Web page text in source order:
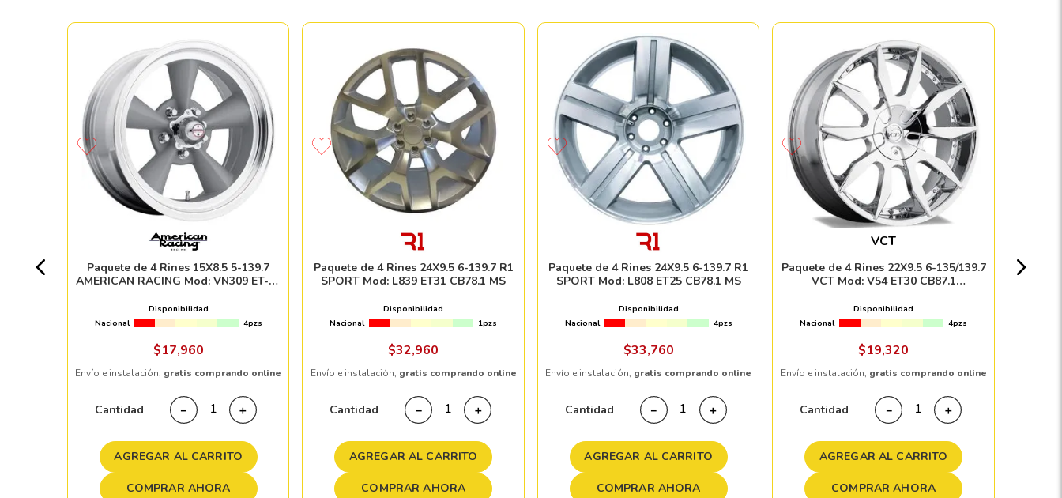
Paquete de 4 Rines 15X8.5 5-139.7
AMERICAN RACING Mod: VN309 ET-24
Disponibilidad
Nacional
4pzs
$17,960
Envío e instalación, gratis comprando online
Cantidad ＋
－
AGREGAR AL CARRITO
COMPRAR AHORA
Paquete de 4 Rines 24X9.5 6-139.7 R1
SPORT Mod: L839 ET31 CB78.1 MS
Disponibilidad
Nacional
1pzs
$32,960
Envío e instalación, gratis comprando online
Cantidad ＋
－
AGREGAR AL CARRITO
COMPRAR AHORA
Paquete de 4 Rines 24X9.5 6-139.7 R1
SPORT Mod: L808 ET25 CB78.1 MS
Disponibilidad
Nacional
4pzs
$33,760
Envío e instalación, gratis comprando online
Cantidad ＋
－
AGREGAR AL CARRITO
COMPRAR AHORA
VCT
Paquete de 4 Rines 22X9.5 6-135/139.7
VCT Mod: V54 ET30 CB87.1
Disponibilidad
Nacional
4pzs
$19,320
Envío e instalación, gratis comprando online
Cantidad ＋
－
AGREGAR AL CARRITO
COMPRAR AHORA